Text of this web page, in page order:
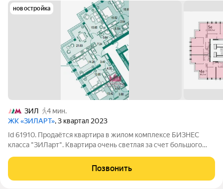
новостройка
ЗИЛ
4 мин.
ЖК «ЗИЛАРТ», 3 квартал 2023
Id 61910. Продаётся квартира в жилом комплексе БИЗНЕС
класса "ЗИЛарт". Квартира очень светлая за счет большого
света! Квартира без отделки, что позволяет Вам свободно
воплотить собственные
Позвонить